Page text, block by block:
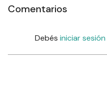
Comentarios
Debés iniciar sesión